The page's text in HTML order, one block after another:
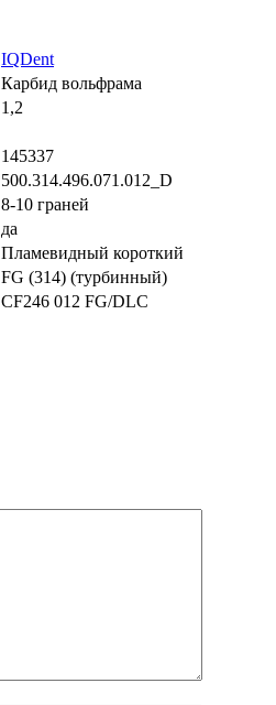
IQDent
Карбид вольфрама
1,2
145337
500.314.496.071.012_D
8-10 граней
да
Пламевидный короткий
FG (314) (турбинный)
CF246 012 FG/DLC